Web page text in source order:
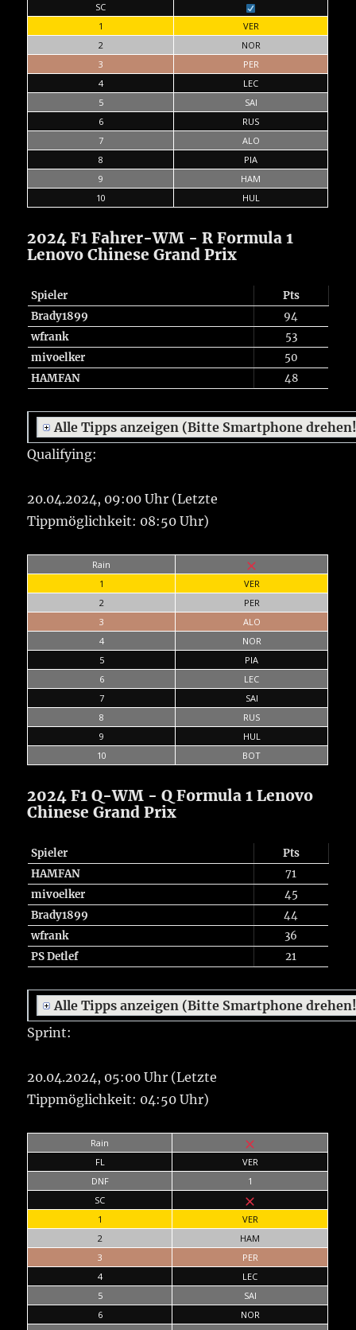
SC
1
VER
2
NOR
3
PER
4
LEC
5
SAI
6
RUS
7
ALO
8
PIA
9
HAM
10
HUL
2024 F1 Fahrer-WM - R Formula 1
Lenovo Chinese Grand Prix
Spieler
Pts
Brady1899
94
wfrank
53
mivoelker
50
HAMFAN
48
Alle Tipps anzeigen (Bitte Smartphone
Qualifying:
20.04.2024, 09:00 Uhr (Letzte
Tippmöglichkeit: 08:50 Uhr)
Rain
1
VER
2
PER
3
ALO
4
NOR
5
PIA
6
LEC
7
SAI
8
RUS
9
HUL
10
BOT
2024 F1 Q-WM - Q Formula 1 Lenovo
Chinese Grand Prix
Spieler
Pts
HAMFAN
71
mivoelker
45
Brady1899
44
wfrank
36
PS Detlef
21
Alle Tipps anzeigen (Bitte Smartphone
Sprint:
20.04.2024, 05:00 Uhr (Letzte
Tippmöglichkeit: 04:50 Uhr)
Rain
FL
VER
DNF
1
SC
1
VER
2
HAM
3
PER
4
LEC
5
SAI
6
NOR